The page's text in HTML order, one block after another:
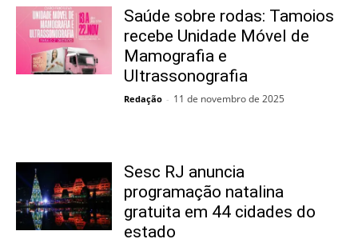
Saúde sobre rodas: Tamoios
recebe Unidade Móvel de
Mamografia e
Ultrassonografia
Redação - 11 de novembro de 2025
Sesc RJ anuncia
programação natalina
gratuita em 44 cidades do
estado